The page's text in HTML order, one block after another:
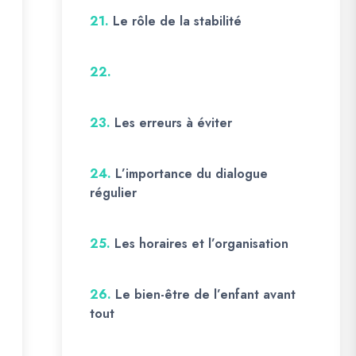
21. Le rôle de la stabilité
22.
23. Les erreurs à éviter
24. L’importance du dialogue
régulier
25. Les horaires et l’organisation
26. Le bien-être de l’enfant avant
tout